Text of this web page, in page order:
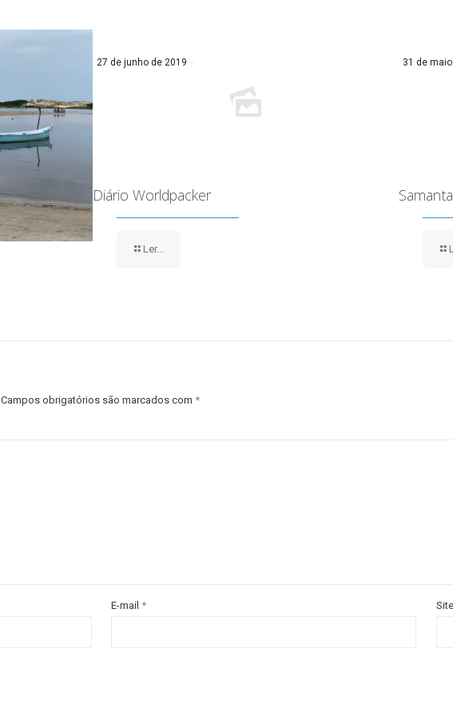
27 de junho de 2019
Diário Worldpacker
Ler...
31 de
Campos obrigatórios são marcados com *
E-mail * Site